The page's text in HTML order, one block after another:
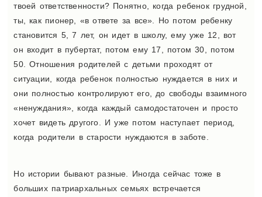
твоей ответственности? Понятно, когда ребенок грудной,
ты, как пионер, «в ответе за все». Но потом ребенку
становится 5, 7 лет, он идет в школу, ему уже 12, вот
он входит в пубертат, потом ему 17, потом 30, потом
50. Отношения родителей с детьми проходят от
ситуации, когда ребенок полностью нуждается в них и
они полностью контролируют его, до свободы взаимного
«ненуждания», когда каждый самодостаточен и просто
хочет видеть другого. И уже потом наступает период,
когда родители в старости нуждаются в заботе.
Но истории бывают разные. Иногда сейчас тоже в
больших патриархальных семьях встречается